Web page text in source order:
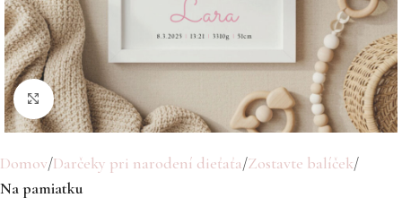
Click to enlarge
Domov Darčeky pri narodení dieťaťa Zostavte balíček
Na pamiatku